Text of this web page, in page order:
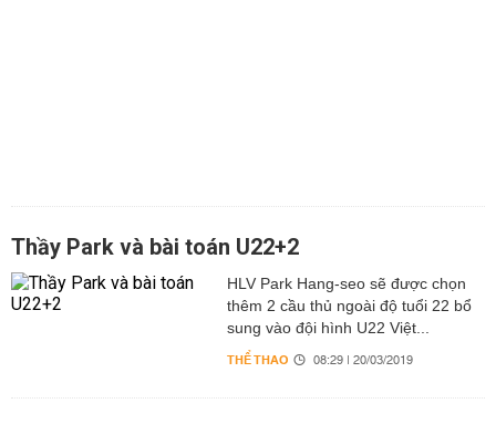
Thầy Park và bài toán U22+2
HLV Park Hang-seo sẽ được chọn
thêm 2 cầu thủ ngoài độ tuổi 22 bổ
sung vào đội hình U22 Việt...
THỂ THAO 08:29 | 20/03/2019